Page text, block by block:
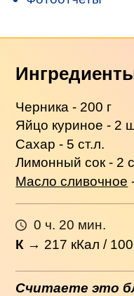
Черника - 200 г
Яйцо куриное - 2
Сахар - 5 ст.л.
Лимонный сок - 2
Масло сливочное
0 ч. 20 мин.
К → 217 кКал / 100
Считаете это